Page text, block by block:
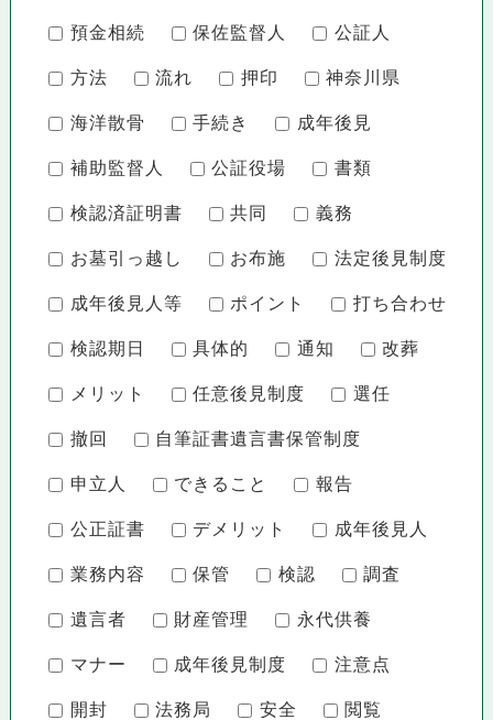
預金相続 保佐監督人 公証人
方法 流れ 押印 神奈川県
海洋散骨 手続き 成年後見
補助監督人 公証役場 書類
検認済証明書 共同 義務
お墓引っ越し お布施 法定後見制度
成年後見人等 ポイント 打ち合わせ
検認期日 具体的 通知 改葬
メリット 任意後見制度 選任
撤回 自筆証書遺言書保管制度
申立人 できること 報告
公正証書 デメリット 成年後見人
業務内容 保管 検認 調査
遺言者 財産管理 永代供養
マナー 成年後見制度 注意点
開封 法務局 安全 閲覧